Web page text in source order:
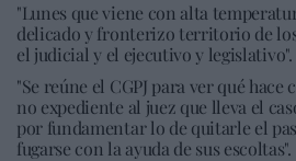
"Lunes que viene con alta
delicado y fronterizo territorio de
el judicial y el ejecutivo y legislativo".
"Se reúne el CGPJ para ver qué hace
no expediente al juez que lleva el
por fundamentar lo de quitarle el
fugarse con la ayuda de sus escoltas".